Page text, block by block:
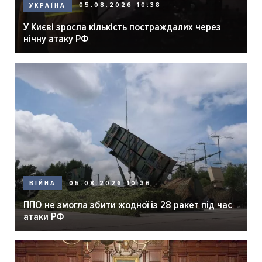
УКРАЇНА 05.08.2026 10:38
У Києві зросла кількість постраждалих через
нічну атаку РФ
ВІЙНА 05.08.2026 10:36
ППО не змогла збити жодної із 28 ракет під час
атаки РФ